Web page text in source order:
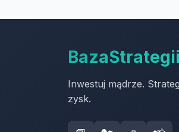
BazaStrategii
Inwestuj mądrze.
zysk.